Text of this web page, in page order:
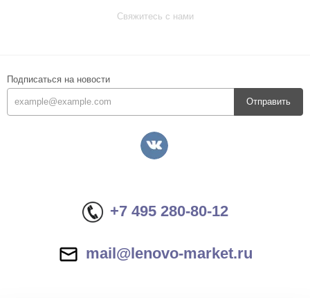
Свяжитесь с нами
Подписаться на новости
Отправить
+7 495 280-80-12
mail@lenovo-market.ru